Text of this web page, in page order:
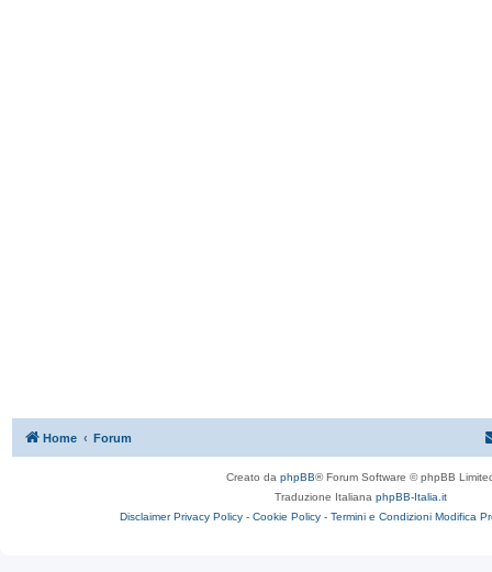
Home Forum
Creato da phpBB® Forum Software © phpBB
Traduzione Italiana phpBB-Italia.it
Disclaimer Privacy Policy - Cookie Policy - Termini e Condizioni Modifica